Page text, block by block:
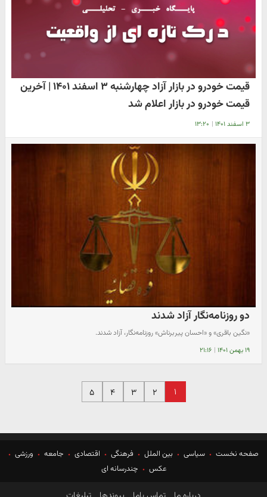
قیمت خودرو در بازار آزاد چهارشنبه ۳ اسفند ۱۴۰۱ | آخرین
قیمت خودرو در بازار اعلام شد
۳ اسفند ۱۴۰۱ | ۱۳:۲۰
دو روزنامه‌نگار آزاد شدند
«نگین باقری» و «احسان پیربرناش» روزنامه‌نگار، آزاد شدند.
۱۹ بهمن ۱۴۰۱ | ۲۱:۱۶
۱ ۲ ۳ ۴ ۵
صفحه نخست سیاسی بین الملل فرهنگی اقتصادی جامعه
ورزشی
عکس
چندرسانه ای